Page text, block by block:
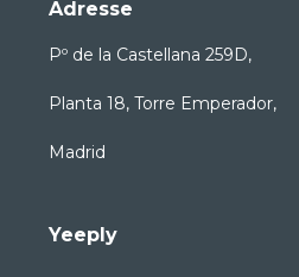
Adresse
Pº de la Castellana 259D,
Planta 18, Torre Emperador,
Madrid
Yeeply